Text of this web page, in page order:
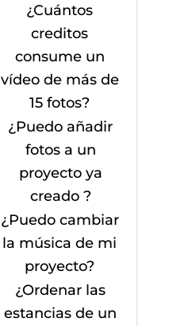
¿Cuántos
creditos
consume un
vídeo de más de
15 fotos?
¿Puedo añadir
fotos a un
proyecto ya
creado ?
¿Puedo cambiar
la música de mi
proyecto?
¿Ordenar las
estancias de un